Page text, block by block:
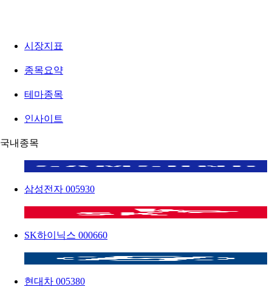
시장지표
종목요약
테마종목
인사이트
국내종목
삼성전자 005930
SK하이닉스 000660
현대차 005380